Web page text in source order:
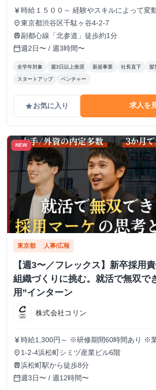
currency_yen 時給１５００～ 経験やスキルによって変
place東京都渋谷区千駄ヶ谷4-2-7
train副都心線「北参道」徒歩約1分
calendar_today週2日〜 / 週3時間〜
全学年対象 週3日以上推奨 新規事業 社長直下 髪
スタートアップ ベンチャー
gradeお気に入り 求人を
NEW
東京都 人事/広報
【週3〜／フレックス】新卒採用
組織づくりに挑む。就活で無双で
用”インターン
株式会社コリン
currency_yen 時給1,300円～ ※研修期間60時間あり ※業
況により決定
place 1-2-4浜松町シミヅ産業ビル6階
train浜松町駅から徒歩8分
calendar_today週3日〜 / 週12時間〜